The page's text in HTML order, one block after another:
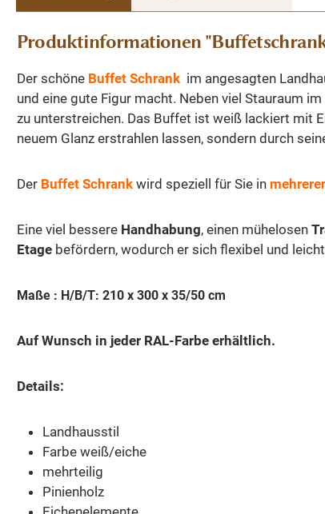
Produktinformationen
Der schöne Buffet Schrank im angesagten
und eine gute Figur macht. Neben viel Stauraum
zu unterstreichen. Das Buffet ist weiß lackiert mit
neuem Glanz erstrahlen lassen, sondern durch
Der Buffet Schrank wird speziell für Sie in
Eine viel bessere Handhabung, einen mühelosen
Etage befördern, wodurch er sich flexibel und
Maße : H/B/T: 210 x 300 x 35/50 cm
Auf Wunsch in jeder RAL-Farbe erhältlich.
Details:
Landhausstil
Farbe weiß/eiche
mehrteilig
Pinienholz